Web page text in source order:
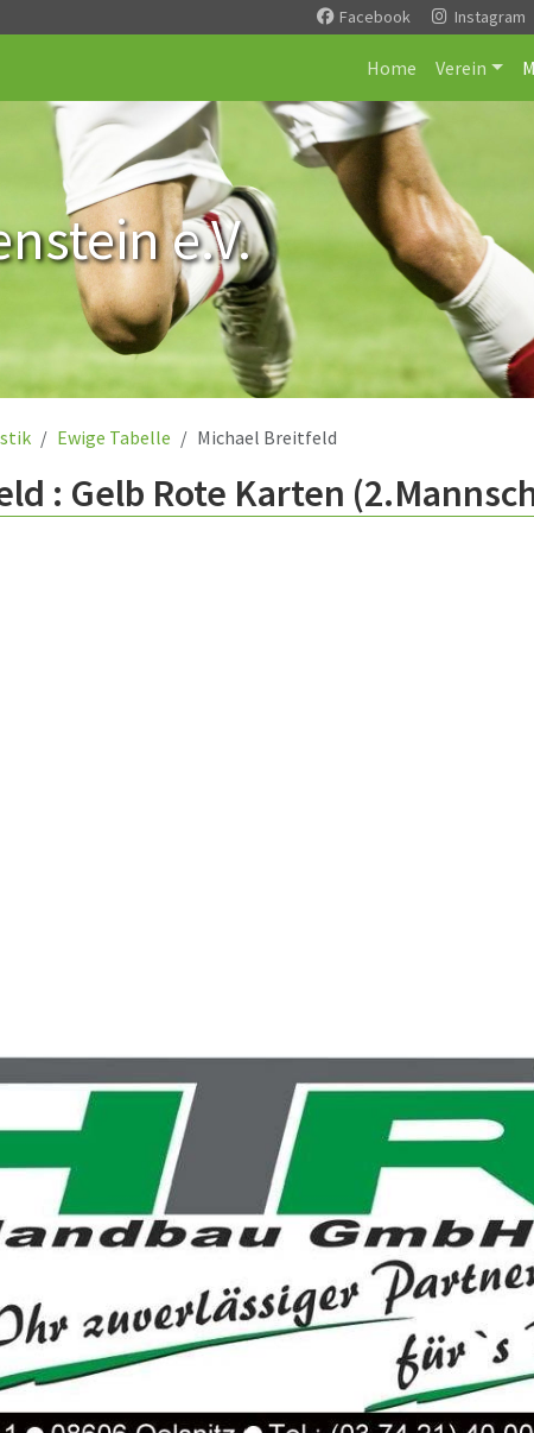
Facebook Instagram
Home Verein
e.V.
Ewige Tabelle Michael Breitfeld
: Gelb Rote Karten